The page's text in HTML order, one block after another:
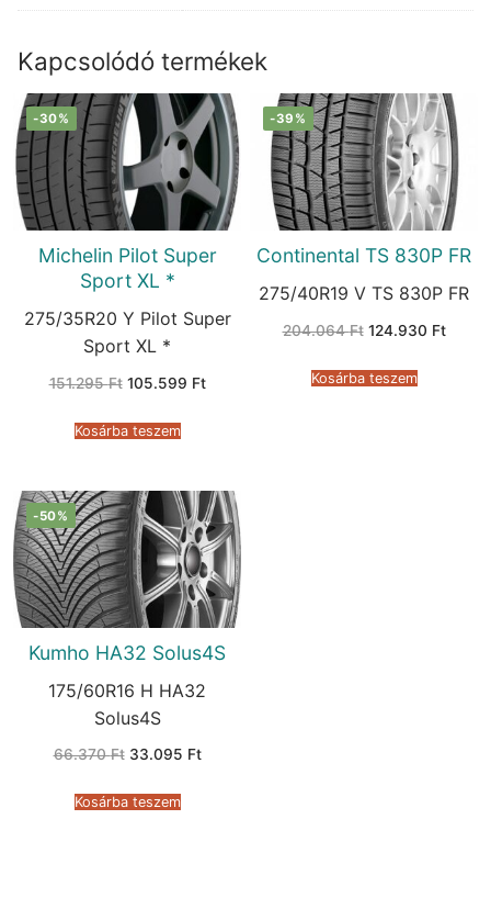
Kapcsolódó termékek
-30%
Michelin Pilot Super
Sport XL *
275/35R20 Y Pilot Super
Sport XL *
151.295Ft Original
price
151.295 Ft.
105.599 FtCurrent
Kosárba teszem
-39%
Continental TS 830P FR
275/40R19 V TS 830P FR
204.064Ft Original
204.064 Ft.
124.930 Ft
Kosárba teszem
-50%
Kumho HA32 Solus4S
175/60R16 H HA32
Solus4S
66.370Ft Original
66.370 Ft.
33.095 FtCurrent
Kosárba teszem